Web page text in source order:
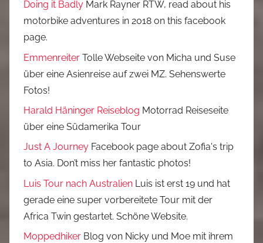
Doing it Badly Mark Rayner RTW, read about his
motorbike adventures in 2018 on this facebook
page.
Emmenreiter Tolle Webseite von Micha und Suse
über eine Asienreise auf zwei MZ. Sehenswerte
Fotos!
Harald Häninger Reiseblog Motorrad Reiseseite
über eine Südamerika Tour
Just A Journey Facebook page about Zofia's trip
to Asia. Don’t miss her fantastic photos!
Luis Tour nach Australien Luis ist erst 19 und hat
gerade eine super vorbereitete Tour mit der
Africa Twin gestartet. Schöne Website.
Moppedhiker Blog von Nicky und Moe mit ihrem